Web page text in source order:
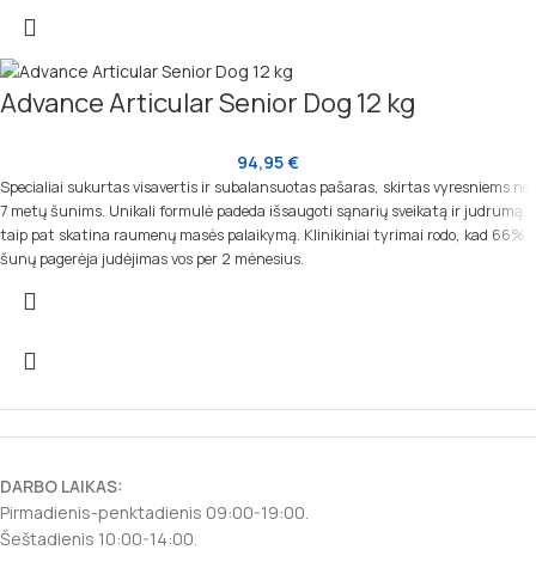
Advance Articular Senior Dog 12 kg
94,95€
Specialiai sukurtas visavertis ir subalansuotas pašaras, skirtas vyresniems nei
7 metų šunims. Unikali formulė padeda išsaugoti sąnarių sveikatą ir judrumą,
taip pat skatina raumenų masės palaikymą. Klinikiniai tyrimai rodo, kad 66%
šunų pagerėja judėjimas vos per 2 mėnesius.
DARBO LAIKAS:
Pirmadienis-penktadienis 09:00-19:00.
Šeštadienis 10:00-14:00.